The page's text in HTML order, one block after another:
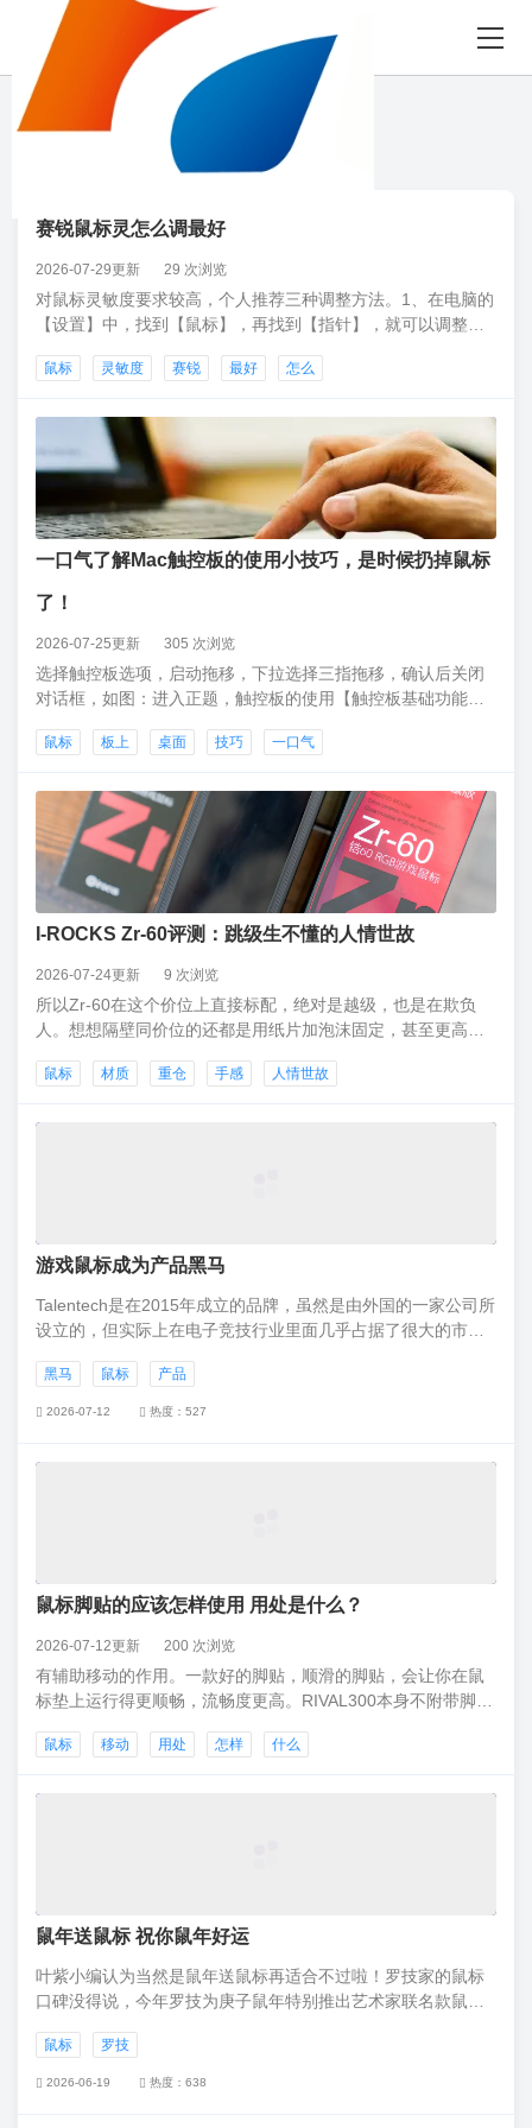
8月06日 星期四
“鼠标”相关 86 条
赛锐鼠标灵怎么调最好
2026-07-29更新 29 次浏览
对鼠标灵敏度要求较高，个人推荐三种调整方法。1、在电脑的
【设置】中，找到【鼠标】，再找到【指针】，就可以调整鼠
一个小按钮，按下这个按钮，鼠标灵敏度就会改变，一般有好
面中，也可以调整鼠标的灵敏
鼠标 灵敏度 赛锐 最好 怎么
一口气了解Mac触控板的使用小技巧，是时候扔掉鼠标
了！
2026-07-25更新 305 次浏览
选择触控板选项，启动拖移，下拉选择三指拖移，确认后关闭
对话框，如图：进入正题，触控板的使用【触控板基础功能】
果连续轻点两下，就相当于鼠标上的双击；如果用双指轻点，
或者文档的时候，如果遇到了生词
鼠标 板上 桌面 技巧 一口气
I-ROCKS Zr-60评测：跳级生不懂的人情世故
2026-07-24更新 9 次浏览
所以Zr-60在这个价位上直接标配，绝对是越级，也是在欺负
人。想想隔壁同价位的还都是用纸片加泡沫固定，甚至更高价
转印技术打造的上盖花纹，是双色成型的鼠标底座，是金属材
鼠标 材质 重仓 手感 人情世故
游戏鼠标成为产品黑马
Talentech是在2015年成立的品牌，虽然是由外国的一家公司所
设立的，但实际上在电子竞技行业里面几乎占据了很大的市场
黑马 鼠标 产品
2026-07-12 热度：527
鼠标脚贴的应该怎样使用 用处是什么？
2026-07-12更新 200 次浏览
有辅助移动的作用。一款好的脚贴，顺滑的脚贴，会让你在鼠
标垫上运行得更顺畅，流畅度更高。RIVAL300本身不附带脚
要是体现在两个方面，一方面脚贴会磨损，换上新的脚贴会更
性化的设置，比如换微动
鼠标 移动 用处 怎样 什么
鼠年送鼠标 祝你鼠年好运
叶紫小编认为当然是鼠年送鼠标再适合不过啦！罗技家的鼠标
口碑没得说，今年罗技为庚子鼠年特别推出艺术家联名款鼠年
鼠为大家的鼠标“贴金”，祝大家鼠年好运！
鼠标 罗技
2026-06-19 热度：638